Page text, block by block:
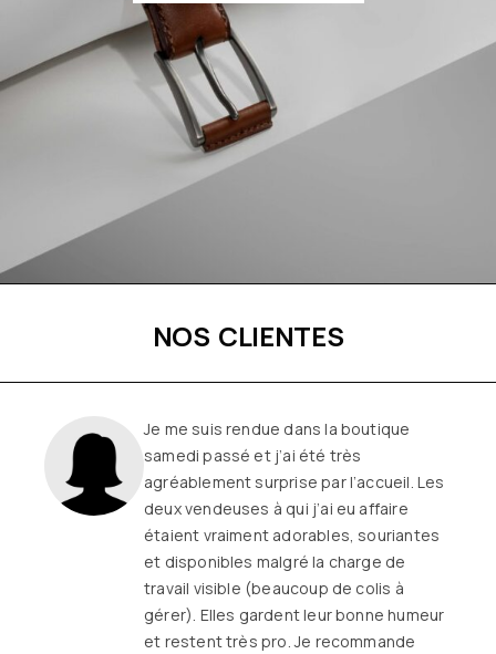
NOS CLIENTES
Je me suis rendue dans la boutique
samedi passé et j’ai été très
agréablement surprise par l’accueil. Les
deux vendeuses à qui j’ai eu affaire
étaient vraiment adorables, souriantes
et disponibles malgré la charge de
travail visible (beaucoup de colis à
gérer). Elles gardent leur bonne humeur
et restent très pro. Je recommande